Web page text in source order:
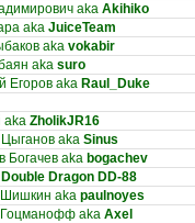
aka Akihiko
aka JuiceTeam
aka vokabir
aka suro
Егоров aka Raul_Duke
aka ZholikJR16
aka Sinus
Богачев aka bogachev
Double Dragon DD-88
Шишкин aka paulnoyes
Гоцманофф aka Axel